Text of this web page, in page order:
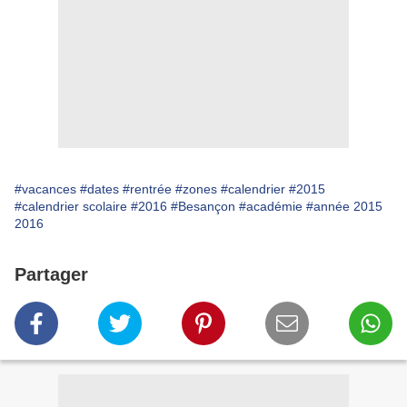
#vacances #dates #rentrée #zones #calendrier #2015
#calendrier scolaire #2016 #Besançon #académie #année 2015
2016
Partager